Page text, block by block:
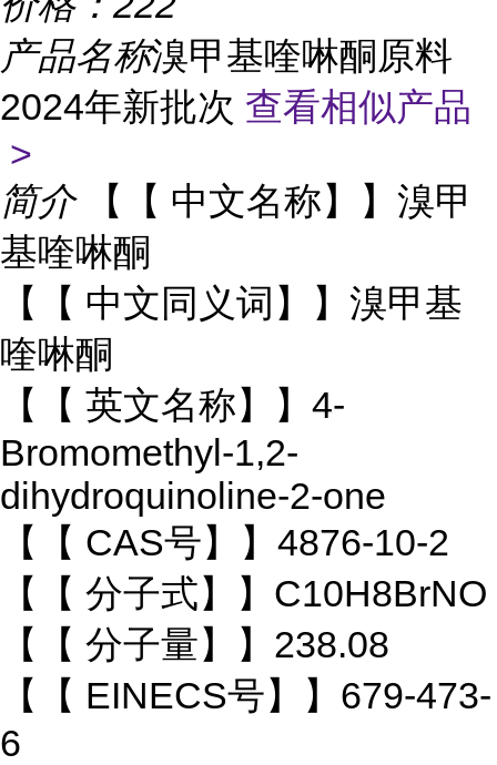
产品名称溴甲基喹啉酮原料
2024年新批次 查看相似产品
>
简介
【【 中文名称】】溴甲
基喹啉酮
【【 中文同义词】】溴甲基
喹啉酮
【【 英文名称】】4-
Bromomethyl-1,2-
dihydroquinoline-2-one
【【 CAS号】】4876-10-2
【【 分子式】】C10H8BrNO
【【 分子量】】238.08
【【 EINECS号】】679-473-
6